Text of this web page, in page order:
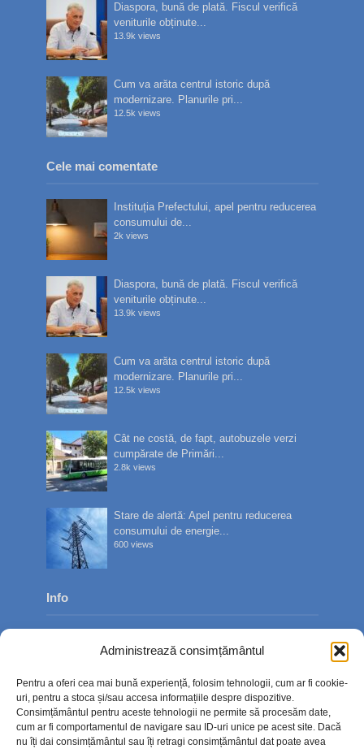
Administrează consimțământul
Pentru a oferi cea mai bună experiență, folosim tehnologii, cum ar fi cookie-
uri, pentru a stoca și/sau accesa informațiile despre dispozitive.
Consimțământul pentru aceste tehnologii ne permite să procesăm date,
cum ar fi comportamentul de navigare sau ID-uri unice pe acest site. Dacă
nu îți dai consimțământul sau îți retragi consimțământul dat poate avea
Diaspora, bună de plată. Fiscul verifică
veniturile obținute...
13.9k views
Cum va arăta centrul istoric după
modernizare. Planurile pri...
12.5k views
Cele mai comentate
Instituția Prefectului, apel pentru reducerea
consumului de...
2k views
Diaspora, bună de plată. Fiscul verifică
veniturile obținute...
13.9k views
Cum va arăta centrul istoric după
modernizare. Planurile pri...
12.5k views
Cât ne costă, de fapt, autobuzele verzi
cumpărate de Primări...
2.8k views
Stare de alertă: Apel pentru reducerea
consumului de energie...
600 views
Info
Contact
Politica de confidențialitate